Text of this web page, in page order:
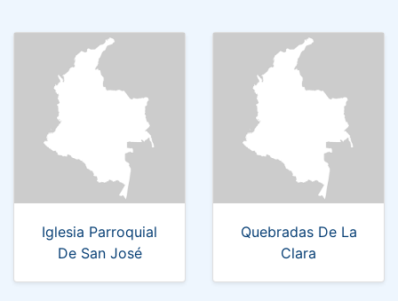
Iglesia Parroquial
De San José
Quebradas De La
Clara